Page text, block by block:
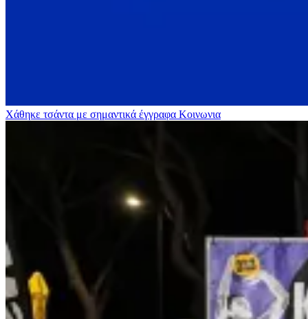
Χάθηκε τσάντα με σημαντικά έγγραφα Κοινωνια